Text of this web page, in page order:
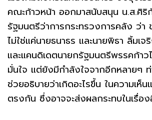
คณะก้าวหน้า ออกมาสนับสนุน น.ส.ศิ
รัฐมนตรีว่าการกระทรวงการคลัง ว่
ไม่ใช่แค่นายธนาธร และนายพิธา ลิ้มเ
และแคนดิเดตนายกรัฐมนตรีพรรคก้า
มั่นใจ แต่ยังมีกำลังใจจากอีกหลายๆ
ช่วยอธิบายว่าเกิดอะไรขึ้น ในความเห็น
ตรงกัน ซึ่งอาจจะส่งผลกระทบในเรื่อ